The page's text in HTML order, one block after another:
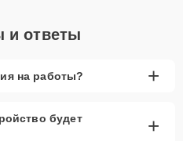
и ответы
на работы? +
будет
+